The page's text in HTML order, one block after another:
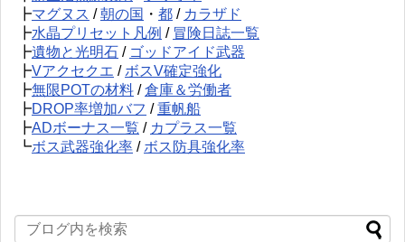
┣マグヌス /朝の国 ・ 都 / カラザド
┣水晶プリセット凡例 / 冒険日誌一覧
┣遺物と光明石 / ゴッドアイド武器
┣Vアクセクエ / ボスV確定強化
┣無限POTの材料 /倉庫＆労働者
┣DROP率増加バフ /重帆船
┣ADボーナス一覧 / カプラス一覧
┗ボス武器強化率 / ボス防具強化率